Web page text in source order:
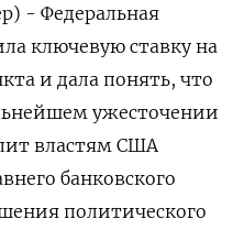
- Федеральная
ключевую ставку на
и дала понять, что
ужесточении
властям США
банковского
политического